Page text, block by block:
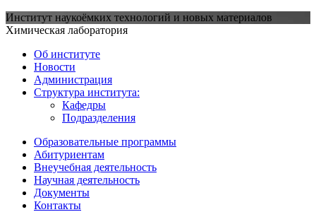
Институт наукоёмких технологий и новых материалов
Химическая лаборатория
Об институте
Новости
Администрация
Структура института:
Кафедры
Подразделения
Образовательные программы
Абитуриентам
Внеучебная деятельность
Научная деятельность
Документы
Контакты